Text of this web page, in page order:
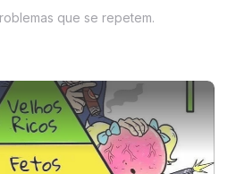
que se repetem.